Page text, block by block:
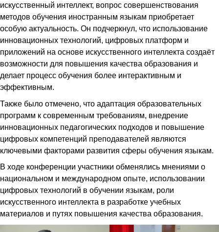
искусственный интеллект, вопрос совершенствования
методов обучения иностранным языкам приобретает
особую актуальность. Он подчеркнул, что использование
инновационных технологий, цифровых платформ и
приложений на основе искусственного интеллекта создаёт
возможности для повышения качества образования и
делает процесс обучения более интерактивным и
эффективным.
Также было отмечено, что адаптация образовательных
программ к современным требованиям, внедрение
инновационных педагогических подходов и повышение
цифровых компетенций преподавателей являются
ключевыми факторами развития сферы обучения языкам.
В ходе конференции участники обменялись мнениями о
национальном и международном опыте, использовании
цифровых технологий в обучении языкам, роли
искусственного интеллекта в разработке учебных
материалов и путях повышения качества образования.